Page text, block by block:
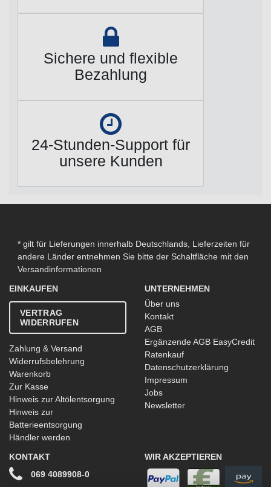
Sichere und flexible
Bezahlung
24-Stunden-Support für
unsere Kunden
* gilt für Lieferungen innerhalb Deutschlands, Lieferzeiten für
andere Länder entnehmen Sie bitte der Schaltfläche mit den
Versandinformationen
EINKAUFEN
VERTRAG
WIDERRUFEN
Zahlung & Versand
Widerrufsbelehrung
Warenkorb
Zur Kasse
Hinweis zur Altölentsorgung
Hinweis zur
Batterieentsorgung
Händler werden
UNTERNEHMEN
Über uns
Kontakt
AGB
Ergänzende AGB EasyCredit
Ratenkauf
Datenschutzerklärung
Impressum
Jobs
Newsletter
KONTAKT
069 4089908-0
WIR AKZEPTIEREN